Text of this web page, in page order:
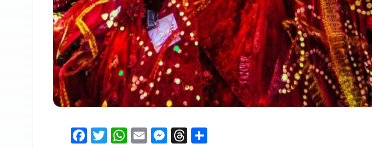
Facebook
Twitter
WhatsApp
EmailMessenger
Threads